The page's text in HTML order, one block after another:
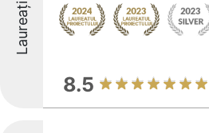
Laureați
8.5